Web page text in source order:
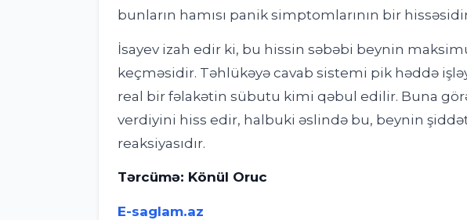
bunların hamısı panik simptomlarının bir
İsayev izah edir ki, bu hissin səbəbi beynin
keçməsidir. Təhlükəyə cavab sistemi pik həddə
real bir fəlakətin sübutu kimi qəbul edilir. Buna
verdiyini hiss edir, halbuki əslində bu, beynin
reaksiyasıdır.
Tərcümə: Könül Oruc
E-saglam.az